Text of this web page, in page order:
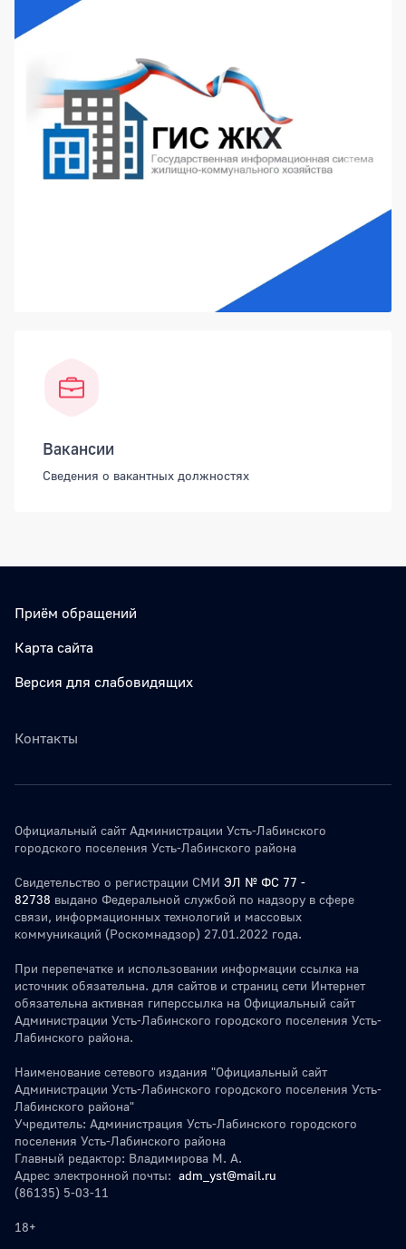
Вакансии
Сведения о вакантных должностях
Приём обращений
Карта сайта
Версия для слабовидящих
Контакты
Официальный сайт Администрации Усть-Лабинского
городского поселения Усть-Лабинского района
Свидетельство о регистрации СМИ ЭЛ № ФС 77 -
82738 выдано Федеральной службой по надзору в сфере
связи, информационных технологий и массовых
коммуникаций (Роскомнадзор) 27.01.2022 года.
При перепечатке и использовании информации ссылка на
источник обязательна. для сайтов и страниц сети Интернет
обязательна активная гиперссылка на Официальный сайт
Администрации Усть-Лабинского городского поселения Усть-
Лабинского района.
Наименование сетевого издания "Официальный сайт
Администрации Усть-Лабинского городского поселения Усть-
Лабинского района"
Учредитель: Администрация Усть-Лабинского городского
поселения Усть-Лабинского района
Главный редактор: Владимирова М. А.
Адрес электронной почты: adm_yst@mail.ru
(86135) 5-03-11
18+